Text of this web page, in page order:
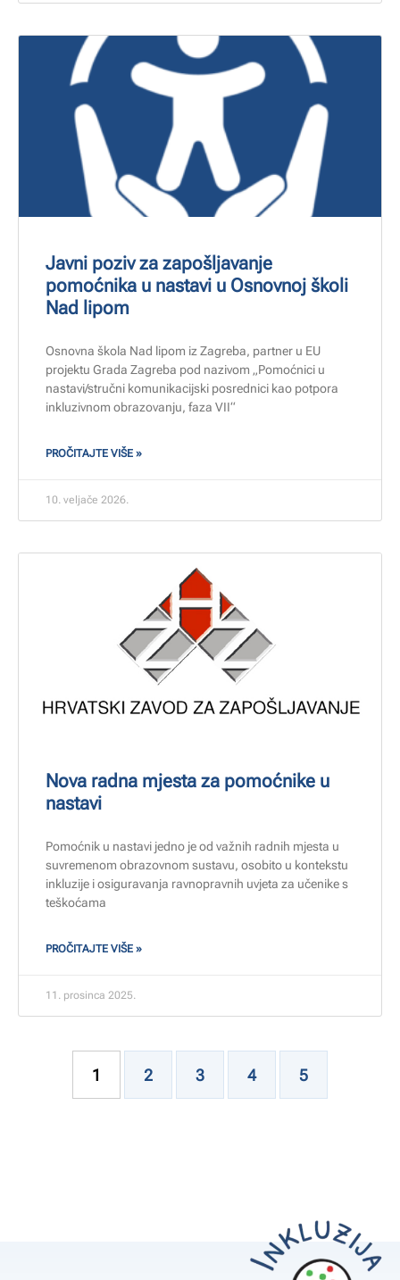
Javni poziv za zapošljavanje
pomoćnika u nastavi u Osnovnoj školi
Nad lipom
Osnovna škola Nad lipom iz Zagreba, partner u EU
projektu Grada Zagreba pod nazivom „Pomoćnici u
nastavi/stručni komunikacijski posrednici kao potpora
inkluzivnom obrazovanju, faza VII“
PROČITAJTE VIŠE »
10. veljače 2026.
Nova radna mjesta za pomoćnike u
nastavi
Pomoćnik u nastavi jedno je od važnih radnih mjesta u
suvremenom obrazovnom sustavu, osobito u kontekstu
inkluzije i osiguravanja ravnopravnih uvjeta za učenike s
teškoćama
PROČITAJTE VIŠE »
11. prosinca 2025.
1 2 3 4 5